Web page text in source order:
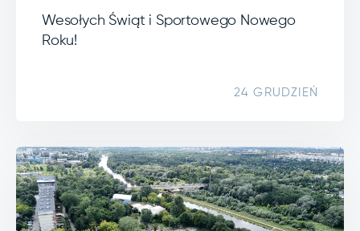
Wesołych Świąt i Sportowego Nowego
Roku!
24 GRUDZIEŃ